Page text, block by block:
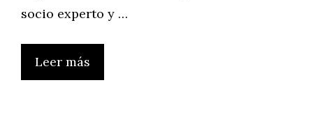
socio experto y …
Leer más